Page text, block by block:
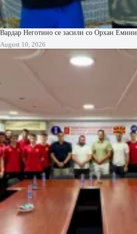
Вардар Неготино се засили со Орхан Емини
August 10, 2026